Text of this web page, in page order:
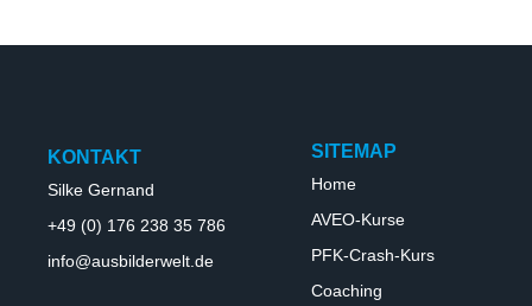
KONTAKT
Silke Gernand
+49 (0) 176 238 35 786
info@ausbilderwelt.de
SITEMAP
Home
AVEO-Kurse
PFK-Crash-Kurs
Coaching